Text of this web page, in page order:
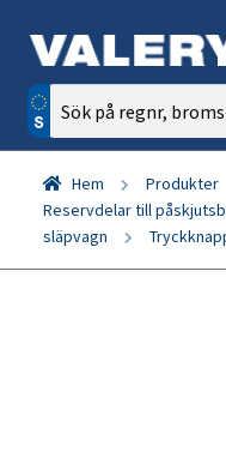
Sök
efter:
Hem Produkter
Reservdelar till
släpvagn